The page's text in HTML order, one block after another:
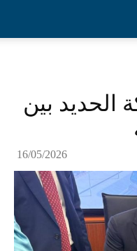
الحديد بين
16/05/2026